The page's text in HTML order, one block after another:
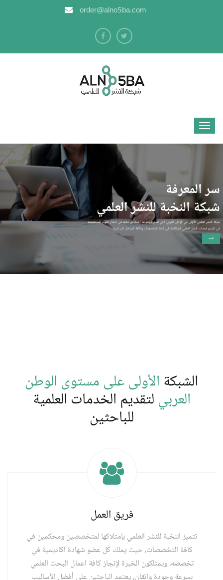
order@alno5ba.com
سر المعرفة
شبكة النخبة للنشر العلمي
شبكة النشر العلمي الأولى في الوطن العربي التي تضم مجموعة أشخاص نخبة في إنجاز المهام المتخصصة
في تقديم خدمات النشر العلمي المتكاملة في كافة التخصصات ولكافة المراحل الدراسية
المزيد
الشبكةالأولى على مستوى الوطن
العربيلتقديم الخدمات العلمية
للباحثين
فريق العمل
تتميز النخبة للنشر العلمي بإمتلاكها لمتخصصين ومحكمين في
كافة التخصصات، حيث يملك كل عضو شهادة اكاديمية في
تخصصه، ويمتلكون الخبرة لإنجاز كافة اعمال البحث العلمي
بسرعة وجودة واتقان, يعتمد الباحثين على أفضل الأساليب